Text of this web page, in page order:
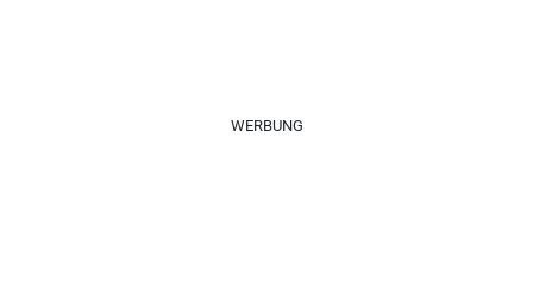
WERBUNG